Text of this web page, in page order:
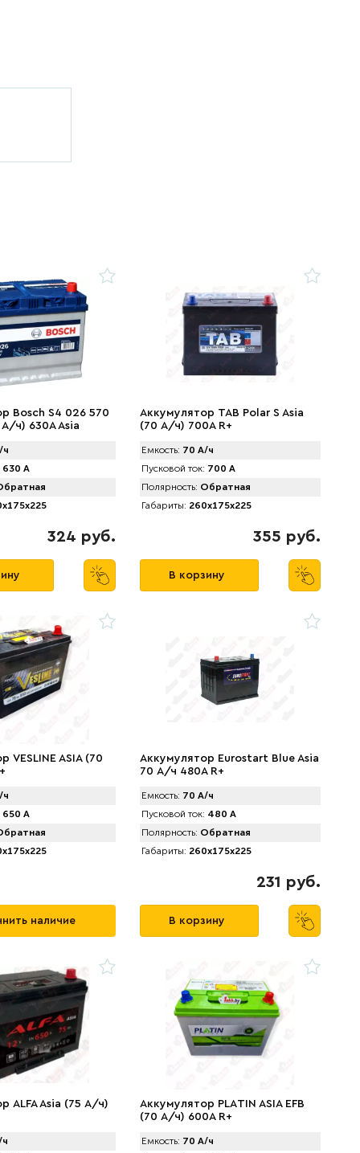
Bosch S4 026 570
ч) 630A Asia
630 А
324 руб.
Аккумулятор TAB Polar S Asia
(70 А/ч) 700А R+
Емкость: 70 А/ч
Пусковой ток: 700 А
Полярность: Обратная
Габариты: 260x175x225
355 руб.
В корзину
VЕSLINE ASIA (70
650 А
наличие
Аккумулятор Eurostart Blue Asia
70 А/ч 480A R+
Емкость: 70 А/ч
Пусковой ток: 480 А
Полярность: Обратная
Габариты: 260x175x225
231 руб.
В корзину
АLFA Asia (75 А/ч)
Аккумулятор PLАTIN ASIA EFB
(70 А/ч) 600A R+
Емкость: 70 А/ч